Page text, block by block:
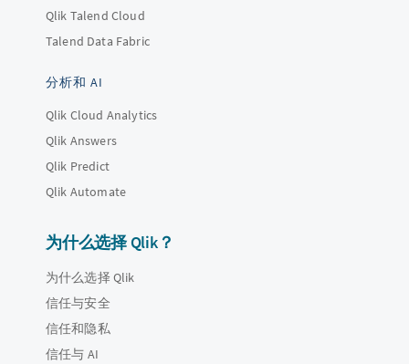
Qlik Talend Cloud
Talend Data Fabric
分析和 AI
Qlik Cloud Analytics
Qlik Answers
Qlik Predict
Qlik Automate
为什么选择 Qlik？
为什么选择 Qlik
信任与安全
信任和隐私
信任与 AI